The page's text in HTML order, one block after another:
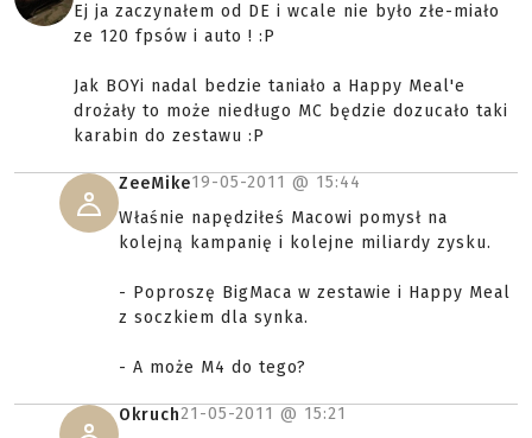
Ej ja zaczynałem od DE i wcale nie było złe-miało
ze 120 fpsów i auto ! :P
Jak BOYi nadal bedzie taniało a Happy Meal'e
drożały to może niedługo MC będzie dozucało taki
karabin do zestawu :P
ZeeMike19-05-2011 @ 15:44
Właśnie napędziłeś Macowi pomysł na
kolejną kampanię i kolejne miliardy zysku.
- Poproszę BigMaca w zestawie i Happy Meal
z soczkiem dla synka.
- A może M4 do tego?
Okruch21-05-2011 @ 15:21